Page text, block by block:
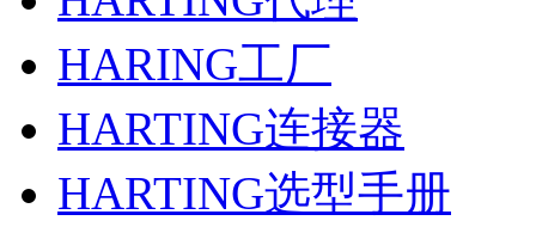
HARING工厂
HARTING连接器
HARTING选型手册